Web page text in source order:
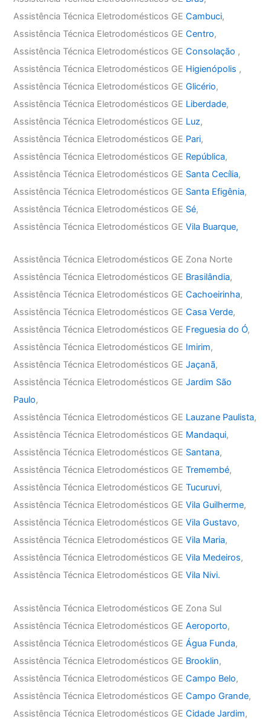
Assistência Técnica Eletrodomésticos GECambuci,
Assistência Técnica Eletrodomésticos GECentro,
Assistência Técnica Eletrodomésticos GEConsolação ,
Assistência Técnica Eletrodomésticos GE Higienópolis ,
Assistência Técnica Eletrodomésticos GEGlicério,
Assistência Técnica Eletrodomésticos GE Liberdade,
Assistência Técnica Eletrodomésticos GE Luz,
Assistência Técnica Eletrodomésticos GE Pari,
Assistência Técnica Eletrodomésticos GE República,
Assistência Técnica Eletrodomésticos GE Santa Cecília,
Assistência Técnica Eletrodomésticos GE Santa Efigênia,
Assistência Técnica Eletrodomésticos GE Sé,
Assistência Técnica Eletrodomésticos GEVila Buarque,
Assistência Técnica Eletrodomésticos GE Zona Norte
Assistência Técnica Eletrodomésticos GE Brasilândia,
Assistência Técnica Eletrodomésticos GECachoeirinha,
Assistência Técnica Eletrodomésticos GECasa Verde,
Assistência Técnica Eletrodomésticos GE Freguesia do Ó,
Assistência Técnica Eletrodomésticos GE Imirim,
Assistência Técnica Eletrodomésticos GEJaçanã,
Assistência Técnica Eletrodomésticos GEJardim São
Paulo,
Assistência Técnica Eletrodomésticos GE Lauzane Paulista,
Assistência Técnica Eletrodomésticos GE Mandaqui,
Assistência Técnica Eletrodomésticos GE Santana,
Assistência Técnica Eletrodomésticos GETremembé,
Assistência Técnica Eletrodomésticos GETucuruvi,
Assistência Técnica Eletrodomésticos GEVila Guilherme,
Assistência Técnica Eletrodomésticos GEVila Gustavo,
Assistência Técnica Eletrodomésticos GEVila Maria,
Assistência Técnica Eletrodomésticos GEVila Medeiros,
Assistência Técnica Eletrodomésticos GEVila Nivi.
Assistência Técnica Eletrodomésticos GE Zona Sul
Assistência Técnica Eletrodomésticos GEAeroporto,
Assistência Técnica Eletrodomésticos GEÁgua Funda,
Assistência Técnica Eletrodomésticos GE Brooklin,
Assistência Técnica Eletrodomésticos GECampo Belo,
Assistência Técnica Eletrodomésticos GECampo Grande,
Assistência Técnica Eletrodomésticos GECidade Jardim,